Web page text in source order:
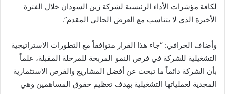
لكافة مؤشرات الأداء الرئيسية لشركة زين السودان خلال الفترة
الأخيرة الذي لا يتناسب مع العرض الحالي المقدم”.
وأضاف الخرافي: “جاء هذا القرار متوافقاً مع التطورات الاستراتيجية
التشغيلية للشركة في فرص النمو المربحة للمرحلة المقبلة، علماً
بأن الشركة دائماً ما تبحث عن أفضل المشاريع والفرص الاستثمارية
المجدية لعملياتها التشغيلية بهدف تعظيم حقوق المساهمين وهي